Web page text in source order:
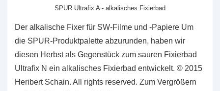
SPUR Ultrafix A - alkalisches Fixierbad
Der alkalische Fixer für SW-Filme und -Papiere Um
die SPUR-Produktpalette abzurunden, haben wir
diesen Herbst als Gegenstück zum sauren Fixierbad
Ultrafix N ein alkalisches Fixierbad entwickelt. © 2015
Heribert Schain. All rights reserved. Zum Vergrößern